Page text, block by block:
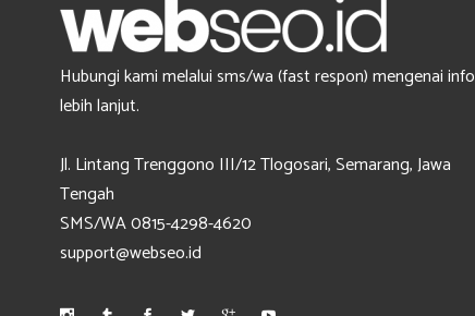
Hubungi kami melalui sms/wa (fast respon) mengenai info
lebih lanjut.
Jl. Lintang Trenggono III/12 Tlogosari, Semarang, Jawa
Tengah
SMS/WA 0815-4298-4620
support@webseo.id